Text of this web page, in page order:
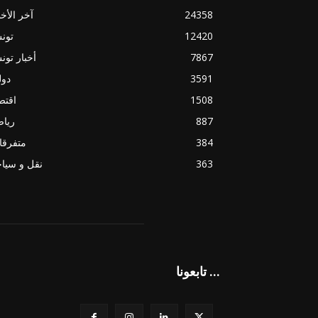
آخر
24358
12420
أخبار
7867
3591
1508
887
384
نقل و
363
تابعونا ...